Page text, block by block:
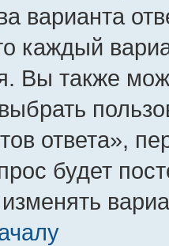
варианта
каждый
Вы также
ответа»,
будет